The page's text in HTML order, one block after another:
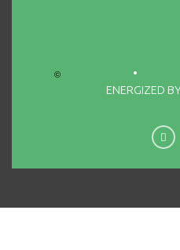
© •
ENERGIZED